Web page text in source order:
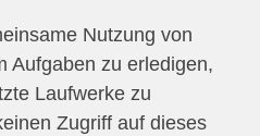
Nutzung von
Aufgaben zu erledigen,
Laufwerke zu
Zugriff auf dieses